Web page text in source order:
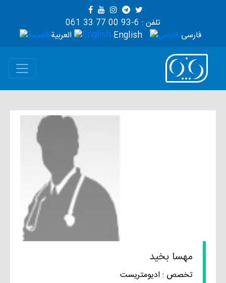
تلفن : 6-93 00 77 33 061
العربية
English فارسی
مهسا بخید
تخصص : ادیومتریست